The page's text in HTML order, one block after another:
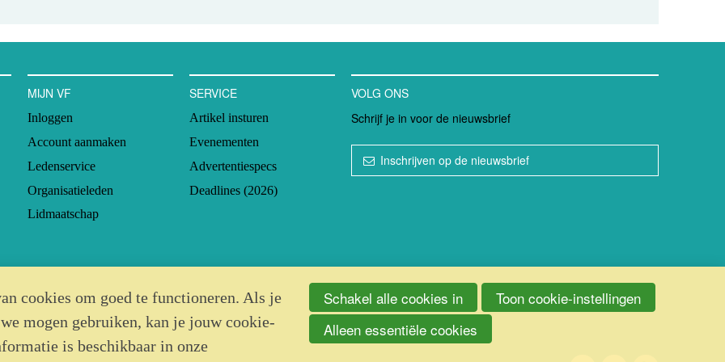
MIJN VF
Inloggen
Account aanmaken
Ledenservice
Organisatieleden
Lidmaatschap
SERVICE
Artikel insturen
Evenementen
Advertentiespecs
Deadlines (2026)
VOLG ONS
Schrijf je in voor de nieuwsbrief
Inschrijven op de nieuwsbrief
cookies om goed te functioneren. Als je
mogen gebruiken, kan je jouw cookie-
is beschikbaar in onze
Schakel alle cookies in
Toon cookie-instellingen
Alleen essentiële cookies